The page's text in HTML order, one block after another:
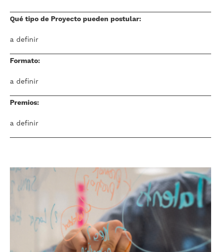
Qué tipo de Proyecto pueden postular:
a definir
Formato:
a definir
Premios:
a definir